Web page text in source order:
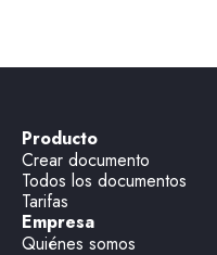
Producto
Crear documento
Todos los documentos
Tarifas
Empresa
Quiénes somos